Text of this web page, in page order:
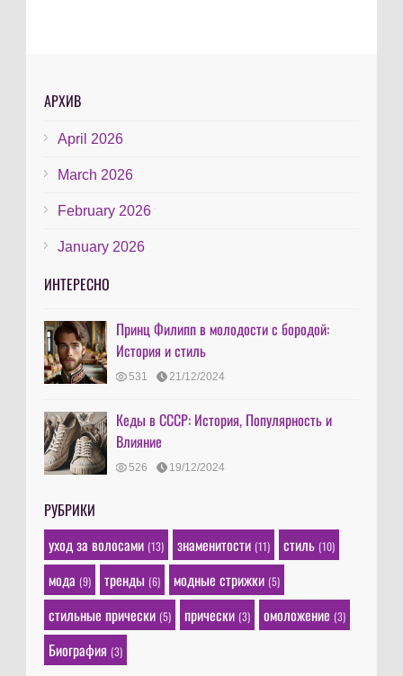
АРХИВ
April 2026
March 2026
February 2026
January 2026
ИНТЕРЕСНО
Принц Филипп в молодости с бородой:
История и стиль
531 21/12/2024
Кеды в СССР: История, Популярность и
Влияние
526 19/12/2024
РУБРИКИ
уход за волосами (13) знаменитости (11) стиль (10)
мода (9) тренды (6) модные стрижки (5)
стильные прически (5) прически (3) омоложение (3)
Биография (3)